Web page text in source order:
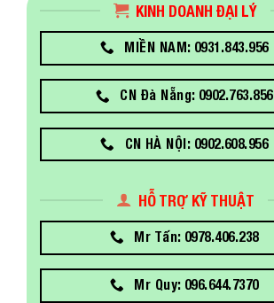
KINH DOANH ĐẠI LÝ
MIỀN NAM: 0931.843.956
CN Đà Nẵng: 0902.763.856
CN HÀ NỘI: 0902.608.956
HỖ TRỢ KỸ THUẬT
Mr Tấn: 0978.406.238
Mr Quy: 096.644.7370